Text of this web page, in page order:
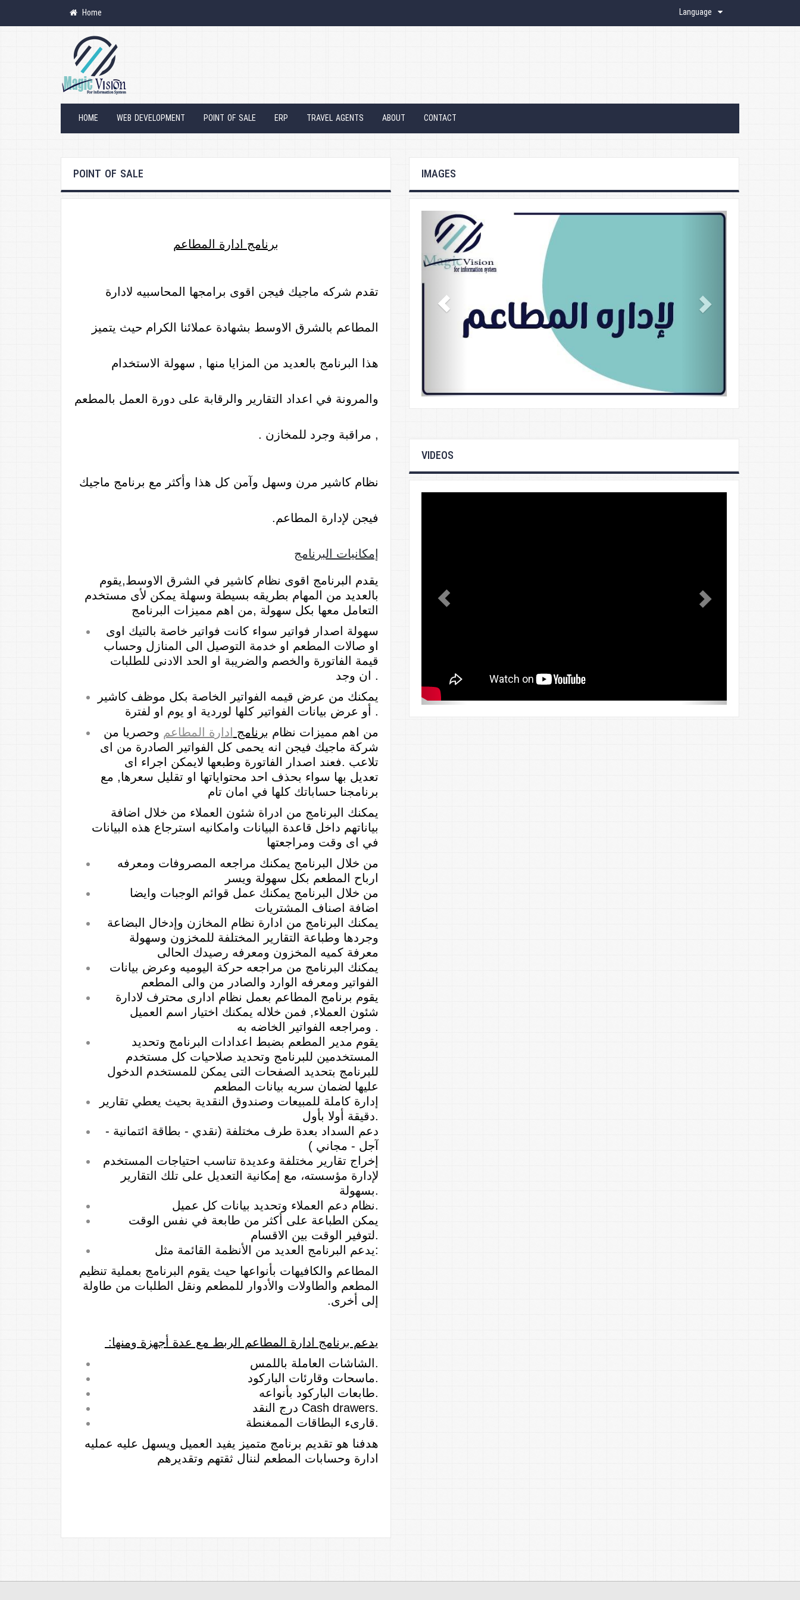
Home Language
HOME WEB DEVELOPMENT POINT OF SALE ERP TRAVEL AGENTS ABOUT CONTACT
POINT OF SALE
برنامج ادارة المطاعم
تقدم شركه ماجيك فيجن اقوى برامجها المحاسبيه لادارة
المطاعم بالشرق الاوسط بشهادة عملائنا الكرام حيث يتميز
هذا البرنامج بالعديد من المزايا منها , سهولة الاستخدام
والمرونة في اعداد التقارير والرقابة على دورة العمل بالمطعم
, مراقبة وجرد للمخازن .
نظام كاشير مرن وسهل وآمن كل هذا وأكثر مع برنامج ماجيك
فيجن لإدارة المطاعم.
إمكانيات البرنامج
يقدم البرنامج اقوى نظام كاشير في الشرق الاوسط,يقوم
بالعديد من المهام بطريقه بسيطة وسهلة يمكن لأى مستخدم
التعامل معها بكل سهولة ,من اهم مميزات البرنامج
سهولة اصدار فواتير سواء كانت فواتير خاصة بالتيك اوى
او صالات المطعم او خدمة التوصيل الى المنازل وحساب
قيمة الفاتورة والخصم والضريبة او الحد الادنى للطلبات
ان وجد .
يمكنك من عرض قيمه الفواتير الخاصة بكل موظف كاشير
أو عرض بيانات الفواتير كلها لوردية او يوم او لفترة .
من اهم مميزات نظام برنامج ادارة المطاعم وحصريا من
شركة ماجيك فيجن انه يحمى كل الفواتير الصادرة من اى
تلاعب .فعند اصدار الفاتورة وطبعها لايمكن اجراء اى
تعديل بها سواء بحذف احد محتواياتها او تقليل سعرها, مع
برنامجنا حساباتك كلها في امان تام
يمكنك البرنامج من ادراة شئون العملاء من خلال اضافة
بياناتهم داخل قاعدة البيانات وامكانيه استرجاع هذه البيانات
في اى وقت ومراجعتها
من خلال البرنامج يمكنك مراجعه المصروفات ومعرفه
ارباح المطعم بكل سهولة ويسر
من خلال البرنامج يمكنك عمل قوائم الوجبات وايضا
اضافة اصناف المشتريات
يمكنك البرنامج من ادارة نظام المخازن وإدخال البضاعة
وجردها وطباعة التقارير المختلفة للمخزون وسهولة
معرفة كميه المخزون ومعرفه رصيدك الحالى
يمكنك البرنامج من مراجعه حركة اليوميه وعرض بيانات
الفواتير ومعرفه الوارد والصادر من والى المطعم
يقوم برنامج المطاعم بعمل نظام ادارى محترف لادارة
شئون العملاء, فمن خلاله يمكنك اختيار اسم العميل
ومراجعه الفواتير الخاضه به .
يقوم مدير المطعم بضبط اعدادات البرنامج وتحديد
المستخدمين للبرنامج وتحديد صلاحيات كل مستخدم
للبرنامج بتحديد الصفحات التى يمكن للمستخدم الدخول
عليها لضمان سريه بيانات المطعم
إدارة كاملة للمبيعات وصندوق النقدية بحيث يعطي تقارير
دقيقة أولا بأول.
دعم السداد بعدة طرف مختلفة (نقدي - بطاقة ائتمانية -
آجل - مجاني )
إخراج تقارير مختلفة وعديدة تناسب احتياجات المستخدم
لإدارة مؤسسته، مع إمكانية التعديل على تلك التقارير
بسهولة.
نظام دعم العملاء وتحديد بيانات كل عميل.
يمكن الطباعة على أكثر من طابعة في نفس الوقت
لتوفير الوقت بين الاقسام.
يدعم البرنامج العديد من الأنظمة القائمة مثل:
المطاعم والكافيهات بأنواعها حيث يقوم البرنامج بعملية تنظيم
المطعم والطاولات والأدوار للمطعم ونقل الطلبات من طاولة
إلى أخرى.
يدعم برنامج ادارة المطاعم الربط مع عدة أجهزة ومنها:
الشاشات العاملة باللمس .
ماسحات وقارئات الباركود.
طابعات الباركود بأنواعه.
درج النقد Cash drawers.
قارىء البطاقات الممغنطة.
هدفنا هو تقديم برنامج متميز يفيد العميل ويسهل عليه عمليه
ادارة وحسابات المطعم لننال ثقتهم وتقديرهم
IMAGES
VIDEOS